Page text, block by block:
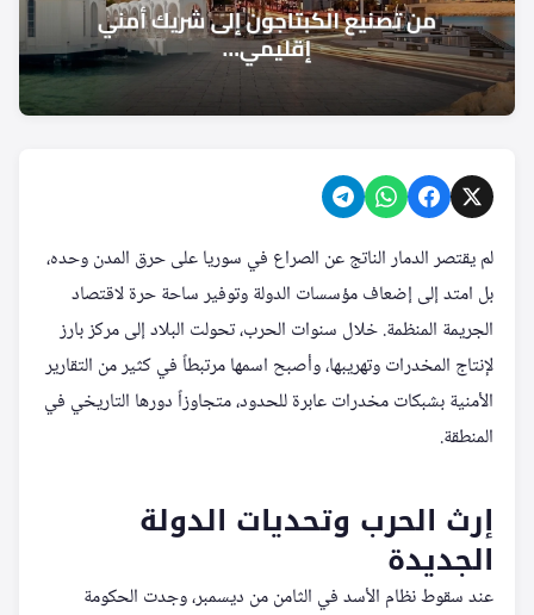
لم يقتصر الدمار الناتج عن الصراع في سوريا على حرق المدن وحده،
بل امتد إلى إضعاف مؤسسات الدولة وتوفير ساحة حرة لاقتصاد
الجريمة المنظمة. خلال سنوات الحرب، تحولت البلاد إلى مركز بارز
لإنتاج المخدرات وتهريبها، وأصبح اسمها مرتبطاً في كثير من التقارير
الأمنية بشبكات مخدرات عابرة للحدود، متجاوزاً دورها التاريخي في
المنطقة.
إرث الحرب وتحديات الدولة
الجديدة
عند سقوط نظام الأسد في الثامن من ديسمبر، وجدت الحكومة